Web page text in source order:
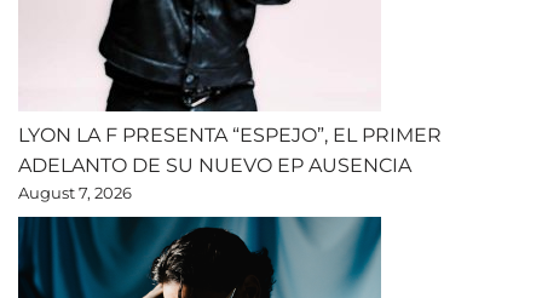
LYON LA F PRESENTA “ESPEJO”, EL PRIMER
ADELANTO DE SU NUEVO EP AUSENCIA
August 7, 2026